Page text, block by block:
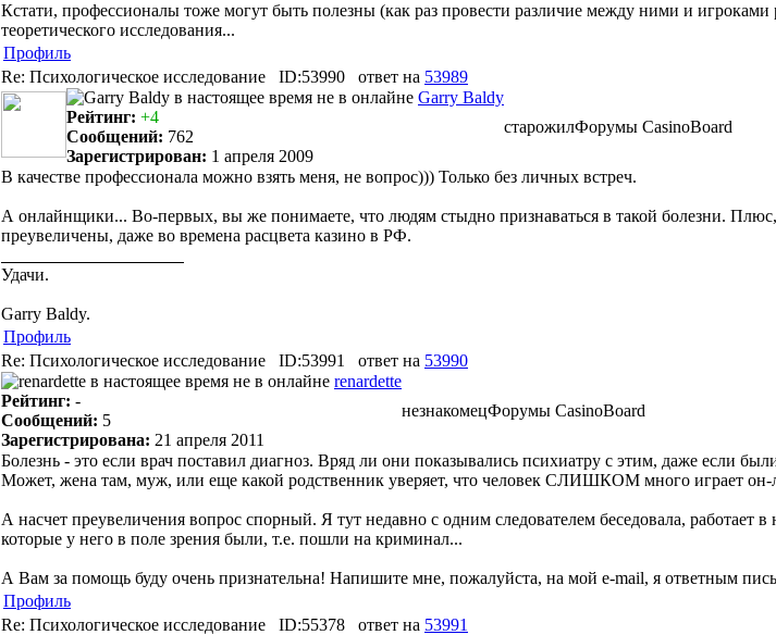
Кстати, профессионалы тоже могут быть полезны (как раз провести различие между ними и
теоретического исследования...
Профиль
Re: Психологическое исследование
ID:53990 ответ на 53989
Garry Baldy
Рейтинг: +4
Сообщений: 762
Зарегистрирован: 1 апреля 2009
старожилФорумы CasinoBoard
В качестве профессионала можно взять меня, не вопрос))) Только без личных встреч.
А онлайнщики... Во-первых, вы же понимаете, что людям стыдно признаваться в такой болезни.
преувеличены, даже во времена расцвета казино в РФ.
Удачи.
Garry Baldy.
Профиль
Re: Психологическое исследование
ID:53991 ответ на 53990
renardette
Рейтинг: -
Сообщений: 5
Зарегистрирована: 21 апреля 2011
незнакомецФорумы CasinoBoard
Болезнь - это если врач поставил диагноз. Вряд ли они показывались психиатру с этим, даже если
Может, жена там, муж, или еще какой родственник уверяет, что человек СЛИШКОМ много играет он-
А насчет преувеличения вопрос спорный. Я тут недавно с одним следователем беседовала,
которые у него в поле зрения были, т.е. пошли на криминал...
А Вам за помощь буду очень признательна! Напишите мне, пожалуйста, на мой e-mail, я ответным
Профиль
Re: Психологическое исследование
ID:55378 ответ на 53991